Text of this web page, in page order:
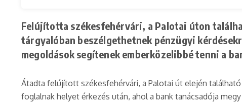
Felújította székesfehérvári, a Palotai úton
tárgyalóban beszélgethetnek pénzügyi
megoldások segítenek emberközelibbé tenni a
Átadta felújított székesfehérvári, a Palotai út elején
foglalnak helyet érkezés után, ahol a bank tanácsadója